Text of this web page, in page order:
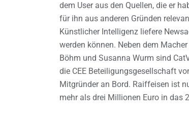
dem User aus den Quellen, die er
für ihn aus anderen Gründen
Künstlicher Intelligenz liefere
werden können. Neben dem
Böhm und Susanna Wurm sind
die CEE Beteiligungsgesellschaft
Mitgründer an Bord. Raiffeisen ist
mehr als drei Millionen Euro in das